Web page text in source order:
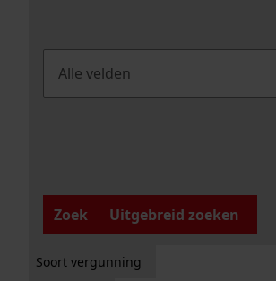
Zoek
Uitgebreid zoeken
Soort vergunning